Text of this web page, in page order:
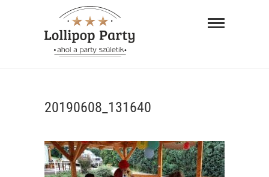
ahol a
születik
"AHOL A PARTY SZÜLETIK"
20190608_131640